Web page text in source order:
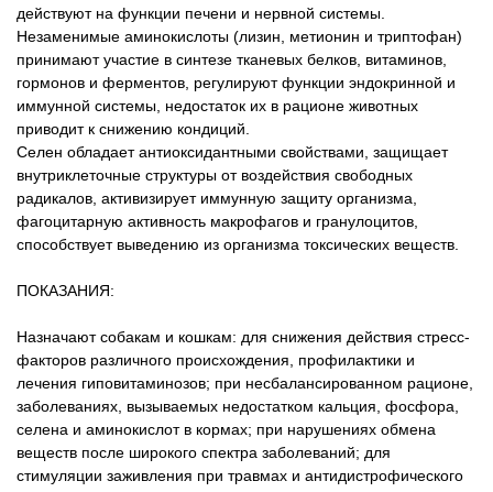
действуют на функции печени и нервной системы.
Незаменимые аминокислоты (лизин, метионин и триптофан)
принимают участие в синтезе тканевых белков, витаминов,
гормонов и ферментов, регулируют функции эндокринной и
иммунной системы, недостаток их в рационе животных
приводит к снижению кондиций.
Селен обладает антиоксидантными свойствами, защищает
внутриклеточные структуры от воздействия свободных
радикалов, активизирует иммунную защиту организма,
фагоцитарную активность макрофагов и гранулоцитов,
способствует выведению из организма токсических веществ.
ПОКАЗАНИЯ:
Назначают собакам и кошкам: для снижения действия стресс-
факторов различного происхождения, профилактики и
лечения гиповитаминозов; при несбалансированном рационе,
заболеваниях, вызываемых недостатком кальция, фосфора,
селена и аминокислот в кормах; при нарушениях обмена
веществ после широкого спектра заболеваний; для
стимуляции заживления при травмах и антидистрофического